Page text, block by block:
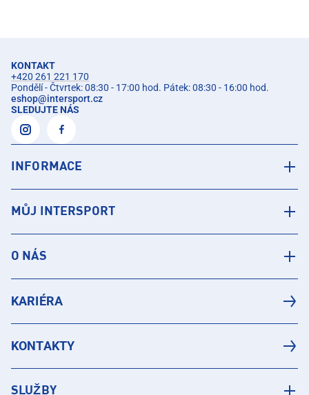
KONTAKT
+420 261 221 170
Pondělí - Čtvrtek: 08:30 - 17:00 hod. Pátek: 08:30 - 16:00 hod.
eshop@intersport.cz
SLEDUJTE NÁS
INFORMACE
MŮJ INTERSPORT
O NÁS
KARIÉRA
KONTAKTY
SLUŽBY